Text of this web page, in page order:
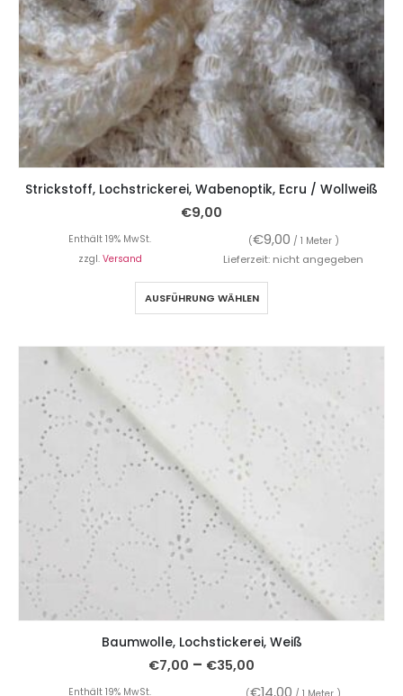
Strickstoff, Lochstrickerei, Wabenoptik, Ecru / Wollweiß
€9,00
Enthält 19% MwSt. (€9,00 / 1 Meter )
zzgl. Versand Lieferzeit: nicht angegeben
AUSFÜHRUNG WÄHLEN
Baumwolle, Lochstickerei, Weiß
€7,00 – €35,00
Enthält 19% MwSt. €14,00